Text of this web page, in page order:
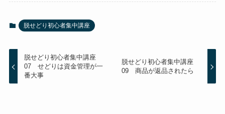
脱せどり初心者集中講座
脱せどり初心者集中講座
07 せどりは資金管理が一
番大事
脱せどり初心者集中講座
09 商品が返品されたら